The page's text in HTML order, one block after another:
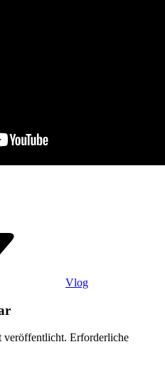
Vlog
veröffentlicht. Erforderliche